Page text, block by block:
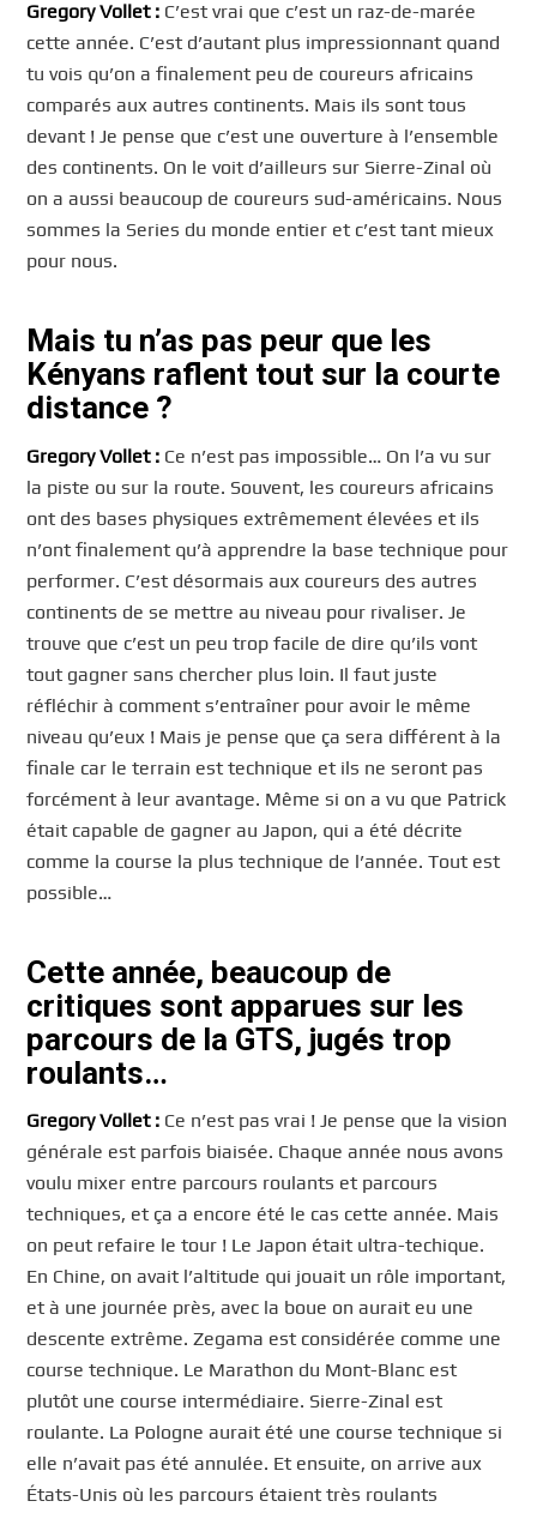
GregoryVollet : C’est vrai que c’est un raz-de-marée
cette année. C’est d’autant plus impressionnant quand
tu vois qu’on a finalement peu de coureurs africains
comparés aux autres continents. Mais ils sont tous
devant ! Je pense que c’est une ouverture à l’ensemble
des continents. On le voit d’ailleurs sur Sierre-Zinal où
on a aussi beaucoup de coureurs sud-américains. Nous
sommes la Series du monde entier et c’est tant mieux
pour nous.
Mais tu n’as pas peur que les
Kényans raflent tout sur la courte
distance ?
Gregory Vollet : Ce n’est pas impossible… On l’a vu sur
la piste ou sur la route. Souvent, les coureurs africains
ont des bases physiques extrêmement élevées et ils
n’ont finalement qu’à apprendre la base technique pour
performer. C’est désormais aux coureurs des autres
continents de se mettre au niveau pour rivaliser. Je
trouve que c’est un peu trop facile de dire qu’ils vont
tout gagner sans chercher plus loin. Il faut juste
réfléchir à comment s’entraîner pour avoir le même
niveau qu’eux ! Mais je pense que ça sera différent à la
finale car le terrain est technique et ils ne seront pas
forcément à leur avantage. Même si on a vu que Patrick
était capable de gagner au Japon, qui a été décrite
comme la course la plus technique de l’année. Tout est
possible…
Cette année, beaucoup de
critiques sont apparues sur les
parcours de la GTS, jugés trop
roulants…
GregoryVollet : Ce n’est pas vrai ! Je pense que la vision
générale est parfois biaisée. Chaque année nous avons
voulu mixer entre parcours roulants et parcours
techniques, et ça a encore été le cas cette année. Mais
on peut refaire le tour ! Le Japon était ultra-techique.
En Chine, on avait l’altitude qui jouait un rôle important,
et à une journée près, avec la boue on aurait eu une
descente extrême. Zegama est considérée comme une
course technique. Le Marathon du Mont-Blanc est
plutôt une course intermédiaire. Sierre-Zinal est
roulante. La Pologne aurait été une course technique si
elle n’avait pas été annulée. Et ensuite, on arrive aux
États-Unis où les parcours étaient très roulants